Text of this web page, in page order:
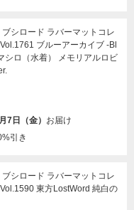
シロード ラバーマットコレ
ブルーアーカイブ -Bl
シロ（水着） メモリアルロビ
7日（金） お届け
引き
シロード ラバーマットコレ
東方LostWord 純白の